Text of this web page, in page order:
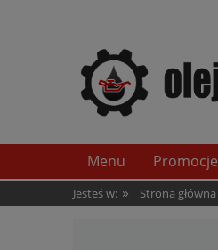
Menu Promocje
Jesteś w: » Strona główna